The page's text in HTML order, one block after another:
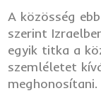
A közösség
szerint
egyik titka a
szemléletet
meghonosítani.